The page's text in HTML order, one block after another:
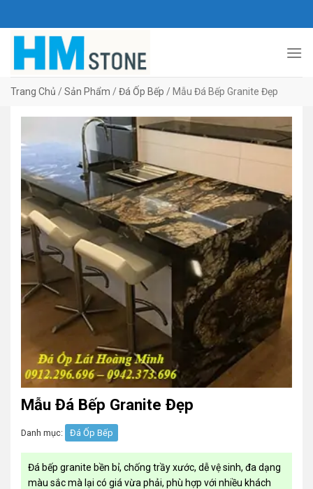
qua
Trang Chủ / Sản Phẩm / Đá Ốp Bếp / Mẫu Đá Bếp Granite Đẹp
Mẫu Đá Bếp Granite Đẹp
Danh mục: Đá Ốp Bếp
Đá bếp granite bền bỉ, chống trầy xước, dễ vệ sinh, đa dạng
màu sắc mà lại có giá vừa phải, phù hợp với nhiều khách